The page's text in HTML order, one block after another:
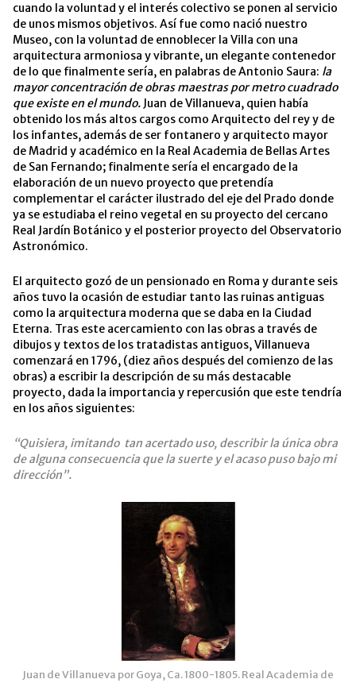
cuando la voluntad y el interés colectivo se ponen al servicio
de unos mismos objetivos. Así fue como nació nuestro
Museo, con la voluntad de ennoblecer la Villa con una
arquitectura armoniosa y vibrante, un elegante contenedor
de lo que finalmente sería, en palabras de Antonio Saura: la
mayor concentración de obras maestras por metro cuadrado
que existe en el mundo. Juan de Villanueva, quien había
obtenido los más altos cargos como Arquitecto del rey y de
los infantes, además de ser fontanero y arquitecto mayor
de Madrid y académico en la Real Academia de Bellas Artes
de San Fernando; finalmente sería el encargado de la
elaboración de un nuevo proyecto que pretendía
complementar el carácter ilustrado del eje del Prado donde
ya se estudiaba el reino vegetal en su proyecto del cercano
Real Jardín Botánico y el posterior proyecto del Observatorio
Astronómico.
El arquitecto gozó de un pensionado en Roma y durante seis
años tuvo la ocasión de estudiar tanto las ruinas antiguas
como la arquitectura moderna que se daba en la Ciudad
Eterna. Tras este acercamiento con las obras a través de
dibujos y textos de los tratadistas antiguos, Villanueva
comenzará en 1796, (diez años después del comienzo de las
obras) a escribir la descripción de su más destacable
proyecto, dada la importancia y repercusión que este tendría
en los años siguientes:
“Quisiera, imitando tan acertado uso, describir la única obra
de alguna consecuencia que la suerte y el acaso puso bajo mi
dirección”.
Juan de Villanueva por Goya, Ca. 1800-1805. Real Academia de